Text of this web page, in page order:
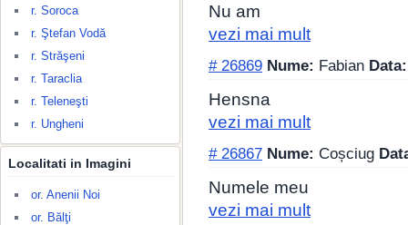
r. Soroca
r. Ştefan Vodă
r. Străşeni
r. Taraclia
r. Teleneşti
r. Ungheni
Localitati in Imagini
or. Anenii Noi
or. Bălţi
Nu am
vezi mai mult
# 26869 Nume: Fabian Data:
Hensna
vezi mai mult
# 26867 Nume: Coșciug
Numele meu
vezi mai mult